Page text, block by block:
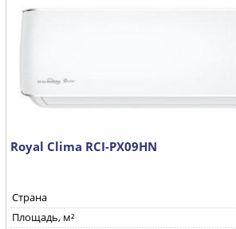
Royal Clima RCI-PX09HN
Страна
Площадь, м²